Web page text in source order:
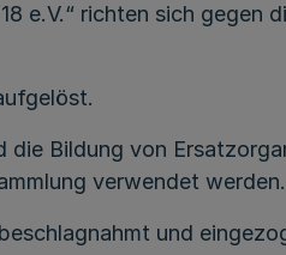
e.V.“ richten sich
die Bildung von
verwendet werden.
und